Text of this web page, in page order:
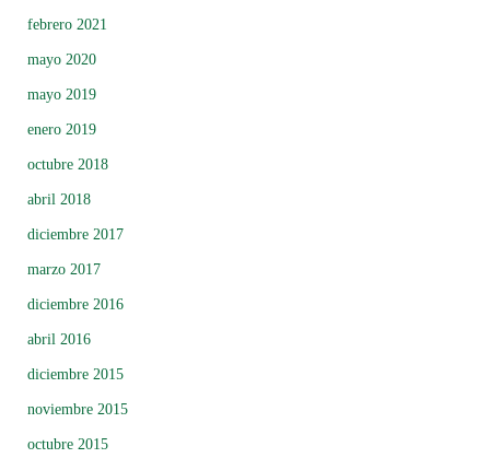
febrero 2021
mayo 2020
mayo 2019
enero 2019
octubre 2018
abril 2018
diciembre 2017
marzo 2017
diciembre 2016
abril 2016
diciembre 2015
noviembre 2015
octubre 2015